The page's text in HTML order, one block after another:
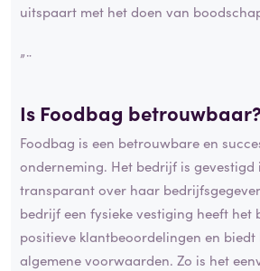
uitspaart met het doen van
”¨
Is Foodbag betrouwbaar?
Foodbag is een betrouwbare en
onderneming. Het bedrijf is gevestigd
transparant over haar
bedrijf een fysieke vestiging heeft het
positieve klantbeoordelingen en
algemene voorwaarden. Zo is het